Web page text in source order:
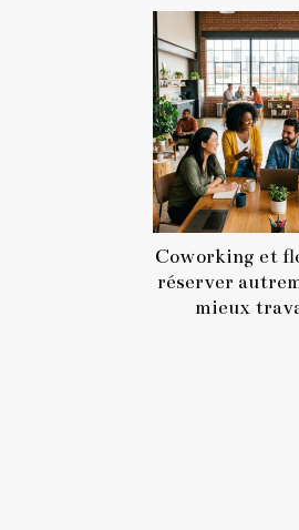
Coworking et
réserver
mieux